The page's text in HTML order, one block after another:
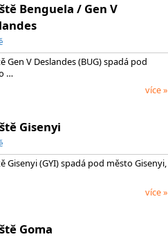
Benguela / Gen V
Gen V Deslandes (BUG) spadá pod
…
více »
Gisenyi
Gisenyi (GYI) spadá pod město Gisenyi,
více »
Goma